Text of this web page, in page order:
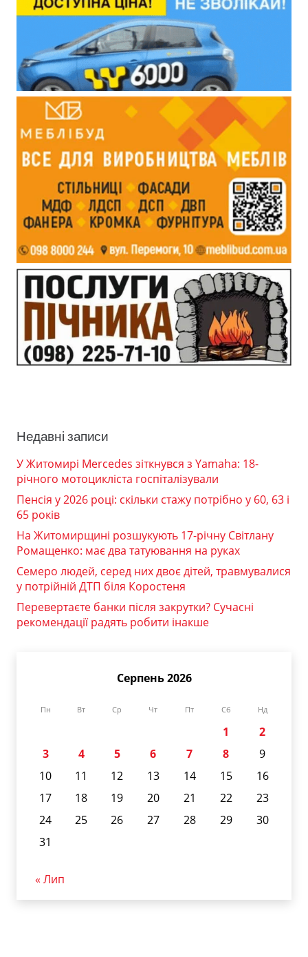
Недавні записи
У Житомирі Mercedes зіткнувся з Yamaha: 18-
річного мотоцикліста госпіталізували
Пенсія у 2026 році: скільки стажу потрібно у 60, 63 і
65 років
На Житомирщині розшукують 17-річну Світлану
Ромащенко: має два татуювання на руках
Семеро людей, серед них двоє дітей, травмувалися
у потрійній ДТП біля Коростеня
Перевертаєте банки після закрутки? Сучасні
рекомендації радять робити інакше
Серпень 2026
Пн Вт Ср Чт Пт Сб Нд
1
2
3
4 5 6 7 8
9
10
11 12 13 14 15
16
17
18 19 20 21 22
23
24
25 26 27 28 29
30
31
« Лип